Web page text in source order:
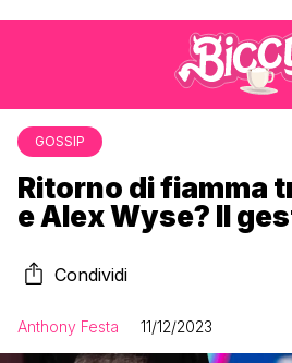
GOSSIP
Ritorno di fiamma
e Alex Wyse? Il
Condividi
Anthony Festa 11/12/2023